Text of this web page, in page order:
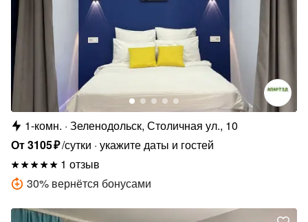
1-комн. Зеленодольск, Столичная ул., 10
От3105₽/сутки укажите даты и гостей
1 отзыв
30% вернётся бонусами